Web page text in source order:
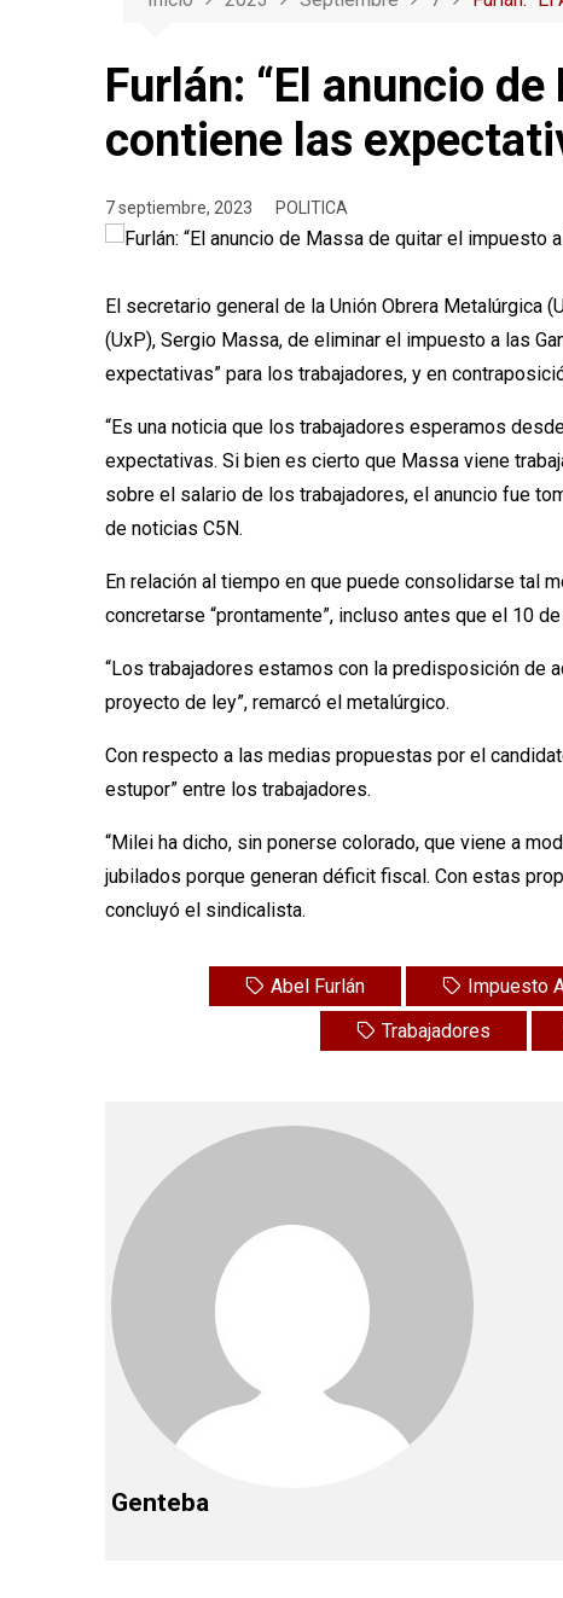
Furlán: “El anuncio
contiene las
7 septiembre, 2023 POLITICA
El secretario general de la Unión Obrera Metalúrgica
(UxP), Sergio Massa, de eliminar el impuesto a las
expectativas” para los trabajadores, y en
“Es una noticia que los trabajadores esperamos
expectativas. Si bien es cierto que Massa viene
sobre el salario de los trabajadores, el anuncio fue
de noticias C5N.
En relación al tiempo en que puede consolidarse tal
concretarse “prontamente”, incluso antes que el 10
“Los trabajadores estamos con la predisposición de
proyecto de ley”, remarcó el metalúrgico.
Con respecto a las medias propuestas por el
estupor” entre los trabajadores.
“Milei ha dicho, sin ponerse colorado, que viene a
jubilados porque generan déficit fiscal. Con estas
concluyó el sindicalista.
Abel Furlán Impuesto
Trabajadores
Genteba